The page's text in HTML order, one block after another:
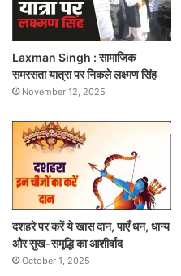
Laxman Singh : सामाजिक
समरसता यात्रा पर निकले लक्ष्मण सिंह
November 12, 2025
दशहरे पर करें ये खास दान, पाएँ धन, धान्य
और सुख-समृद्धि का आशीर्वाद
October 1, 2025